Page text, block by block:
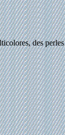
des